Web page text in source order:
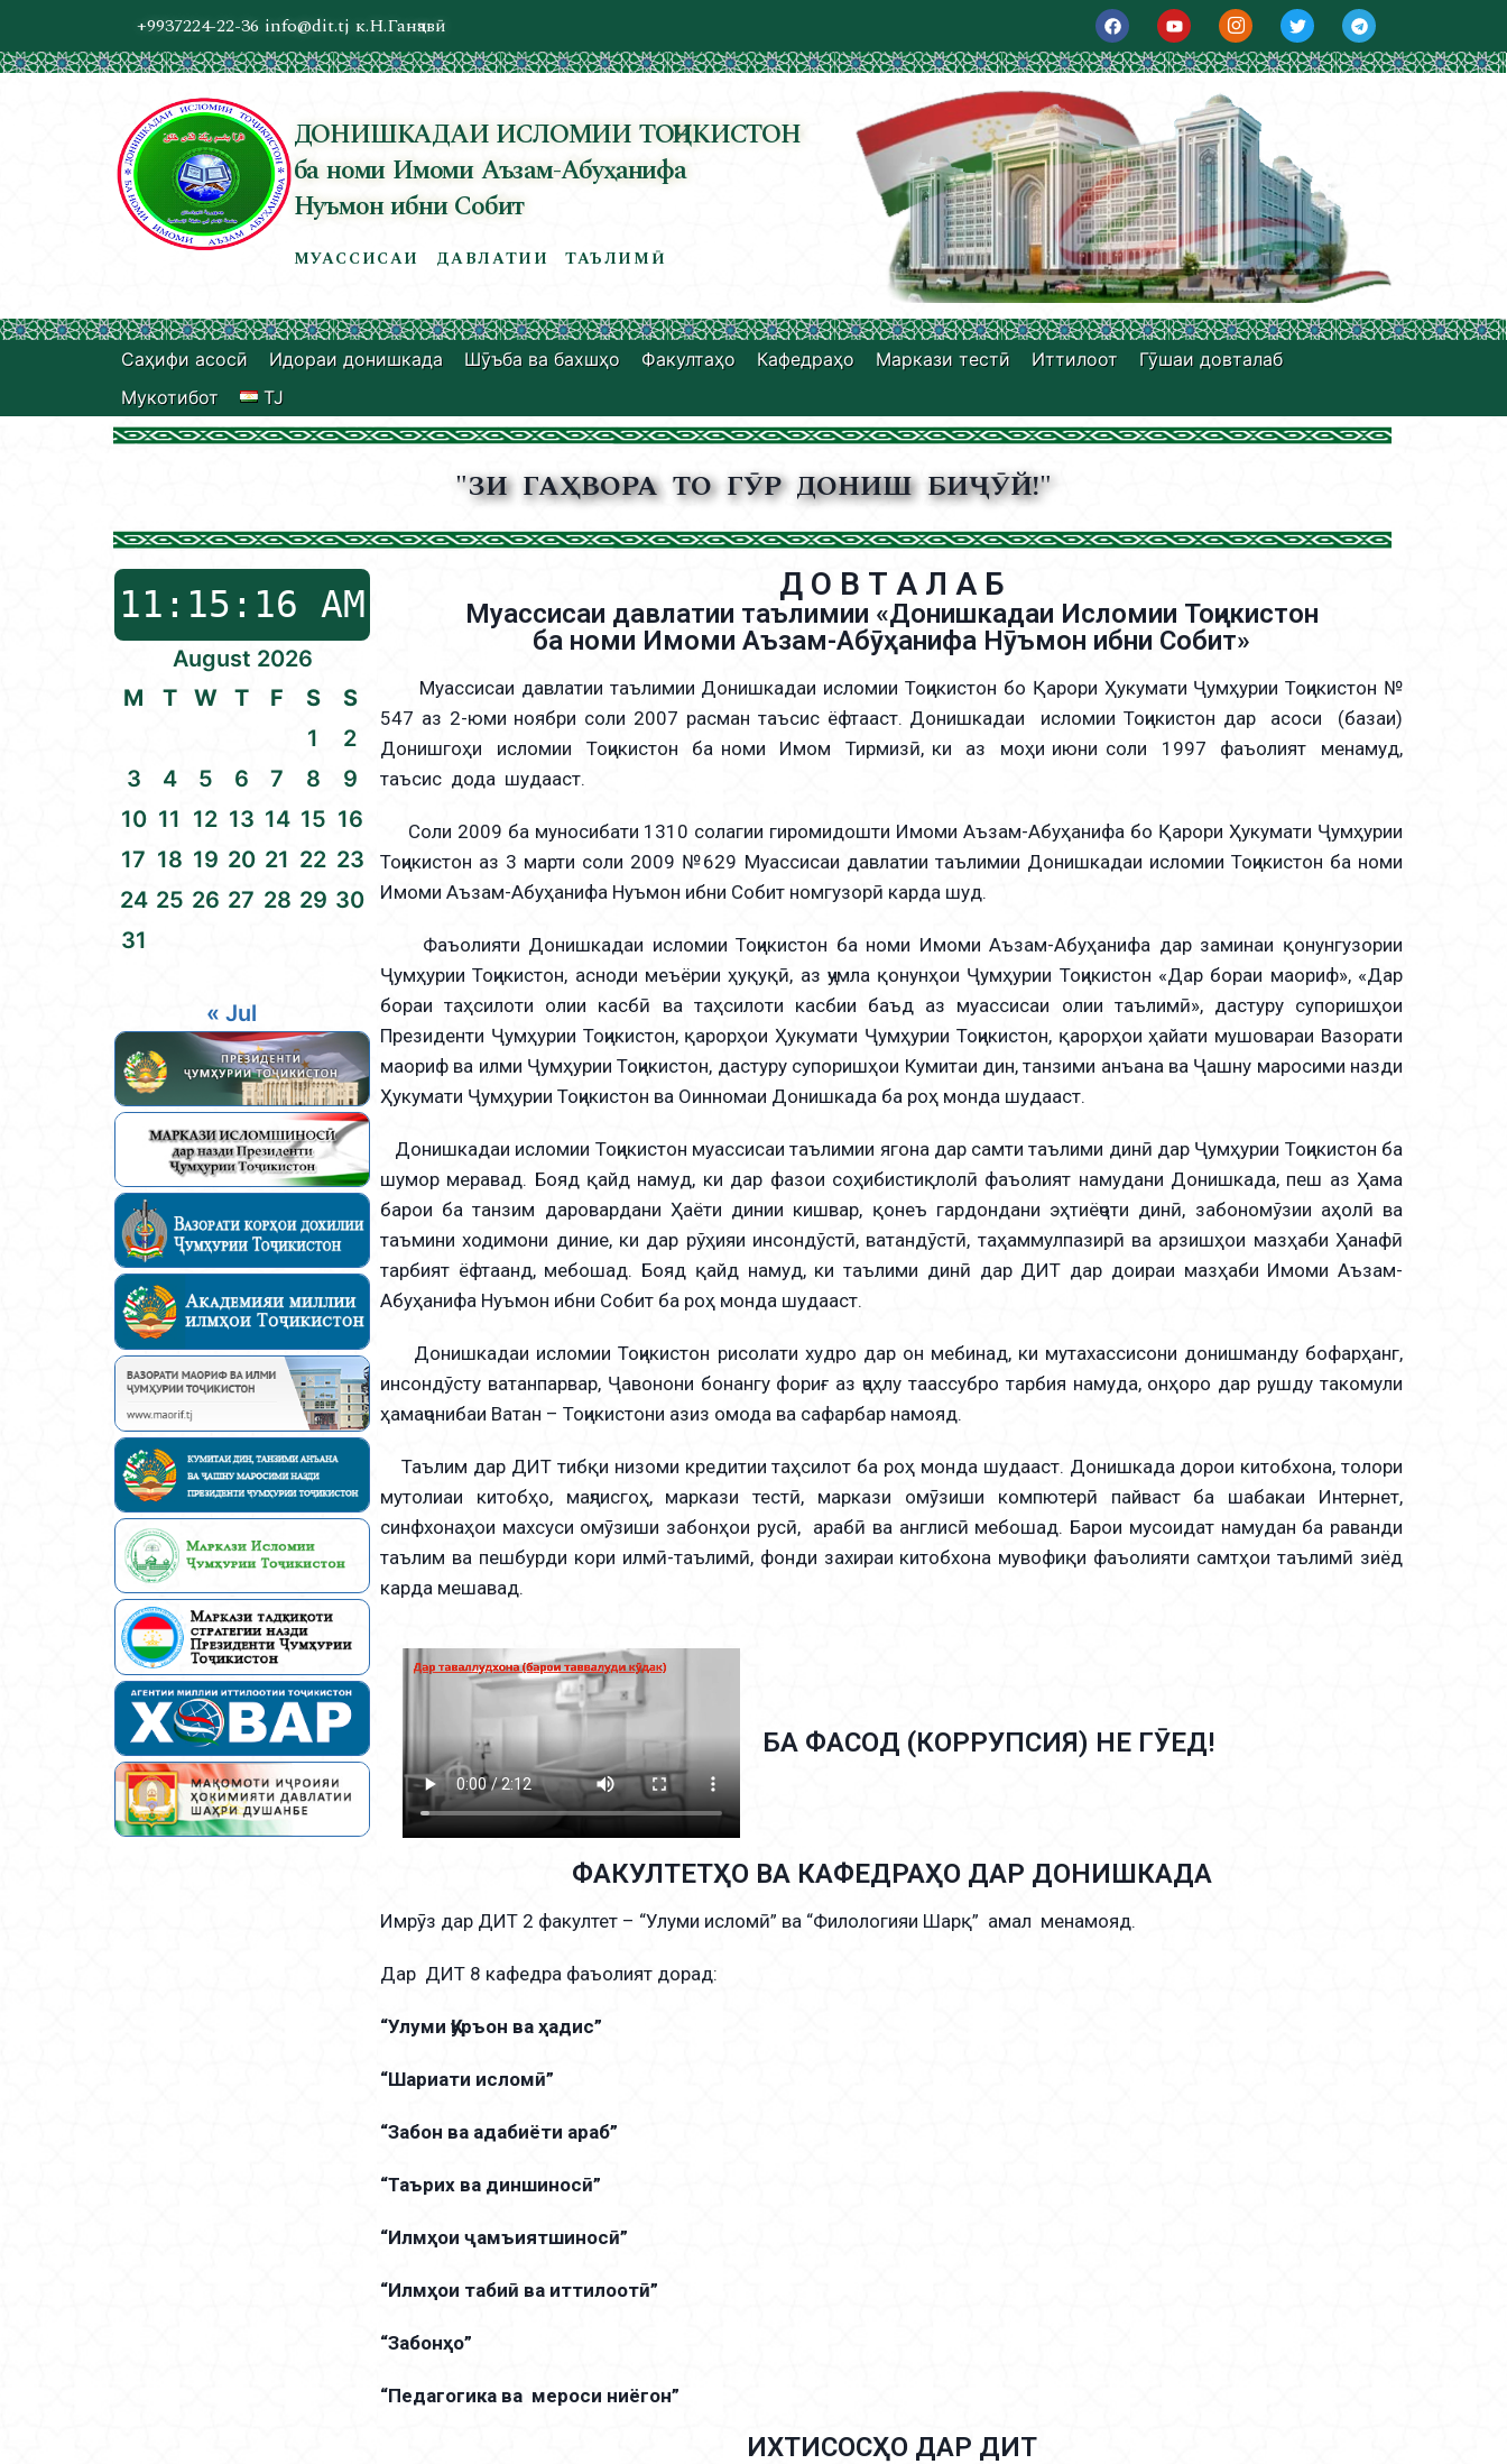
+9937224-22-36 info@dit.tj к.Н.Ганҷавӣ
ДОНИШКАДАИ ИСЛОМИИ ТОҶИКИСТОН
ба номи Имоми Аъзам-Абуҳанифа
Нуъмон ибни Собит
МУАССИСАИ ДАВЛАТИИ ТАЪЛИМӢ
Саҳифи асосӣ Идораи донишкада Шӯъба ва бахшҳо Факултаҳо Кафедраҳо Маркази тестӣ Иттилоот
Гӯшаи довталаб
Мукотибот
TJ
"ЗИ ГАҲВОРА ТО ГӮР ДОНИШ БИҶӮЙ!"
August 2026
M
T W T F S
S
1
2
3
4 5 6 7 8
9
10 11 12 13 14 15 16
17 18 19 20 21 22 23
24 25 26 27 28 29 30
31
« Jul
Д О В Т А Л А Б
Муассисаи давлатии таълимии «Донишкадаи Исломии Тоҷикистон
ба номи Имоми Аъзам-Абӯҳанифа Нӯъмон ибни Собит»
Муассисаи давлатии таълимии Донишкадаи исломии Тоҷикистон бо Қарори Ҳукумати Ҷумҳурии Тоҷикистон №
547 аз 2-юми ноябри соли 2007 расман таъсис ёфтааст. Донишкадаи исломии Тоҷикистон дар асоси (базаи)
Донишгоҳи исломии Тоҷикистон ба номи Имом Тирмизӣ, ки аз моҳи июни соли 1997 фаъолият менамуд,
таъсис дода шудааст.
Соли 2009 ба муносибати 1310 солагии гиромидошти Имоми Аъзам-Абуҳанифа бо Қарори Ҳукумати Ҷумҳурии
Тоҷикистон аз 3 марти соли 2009 №629 Муассисаи давлатии таълимии Донишкадаи исломии Тоҷикистон ба номи
Имоми Аъзам-Абуҳанифа Нуъмон ибни Собит номгузорӣ карда шуд.
Фаъолияти Донишкадаи исломии Тоҷикистон ба номи Имоми Аъзам-Абуҳанифа дар заминаи қонунгузории
Ҷумҳурии Тоҷикистон, асноди меъёрии ҳуқуқӣ, аз ҷумла қонунҳои Ҷумҳурии Тоҷикистон «Дар бораи маориф», «Дар
бораи таҳсилоти олии касбӣ ва таҳсилоти касбии баъд аз муассисаи олии таълимӣ», дастуру супоришҳои
Президенти Ҷумҳурии Тоҷикистон, қарорҳои Ҳукумати Ҷумҳурии Тоҷикистон, қарорҳои ҳайати мушовараи Вазорати
маориф ва илми Ҷумҳурии Тоҷикистон, дастуру супоришҳои Кумитаи дин, танзими анъана ва Ҷашну маросими назди
Ҳукумати Ҷумҳурии Тоҷикистон ва Оинномаи Донишкада ба роҳ монда шудааст.
Донишкадаи исломии Тоҷикистон муассисаи таълимии ягона дар самти таълими динӣ дар Ҷумҳурии Тоҷикистон ба
шумор меравад. Бояд қайд намуд, ки дар фазои соҳибистиқлолӣ фаъолият намудани Донишкада, пеш аз Ҳама
барои ба танзим даровардани Ҳаёти динии кишвар, қонеъ гардондани эҳтиёҷоти динӣ, забономўзии аҳолӣ ва
таъмини ходимони диние, ки дар рўҳияи инсондўстӣ, ватандўстӣ, таҳаммулпазирӣ ва арзишҳои мазҳаби Ҳанафӣ
тарбият ёфтаанд, мебошад. Бояд қайд намуд, ки таълими динӣ дар ДИТ дар доираи мазҳаби Имоми Аъзам-
Абуҳанифа Нуъмон ибни Собит ба роҳ монда шудааст.
Донишкадаи исломии Тоҷикистон рисолати худро дар он мебинад, ки мутахассисони донишманду бофарҳанг,
инсондўсту ватанпарвар, Ҷавонони бонангу фориғ аз ҷаҳлу таассубро тарбия намуда, онҳоро дар рушду такомули
ҳамаҷонибаи Ватан – Тоҷикистони азиз омода ва сафарбар намояд.
Таълим дар ДИТ тибқи низоми кредитии таҳсилот ба роҳ монда шудааст. Донишкада дорои китобхона, толори
мутолиаи китобҳо, маҷлисгоҳ, маркази тестӣ, маркази омӯзиши компютерӣ пайваст ба шабакаи Интернет,
синфхонаҳои махсуси омӯзиши забонҳои русӣ, арабӣ ва англисӣ мебошад. Барои мусоидат намудан ба раванди
таълим ва пешбурди кори илмӣ-таълимӣ, фонди захираи китобхона мувофиқи фаъолияти самтҳои таълимӣ зиёд
карда мешавад.
БА ФАСОД (КОРРУПСИЯ) НЕ ГӮЕД!
ФАКУЛТЕТҲО ВА КАФЕДРАҲО ДАР ДОНИШКАДА
Имрӯз дар ДИТ 2 факултет – “Улуми исломӣ” ва “Филологияи Шарқ” амал менамояд.
Дар ДИТ 8 кафедра фаъолият дорад:
“Улуми Қуръон ва ҳадис”
“Шариати исломӣ”
“Забон ва адабиёти араб”
“Таърих ва диншиносӣ”
“Илмҳои ҷамъиятшиносӣ”
“Илмҳои табиӣ ва иттилоотӣ”
“Забонҳо”
“Педагогика ва мероси ниёгон”
ИХТИСОСҲО ДАР ДИТ